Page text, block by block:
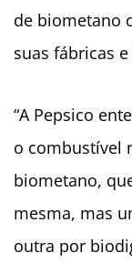
de biometano
suas fábricas
“A Pepsico
o combustível
biometano,
mesma, mas
outra por